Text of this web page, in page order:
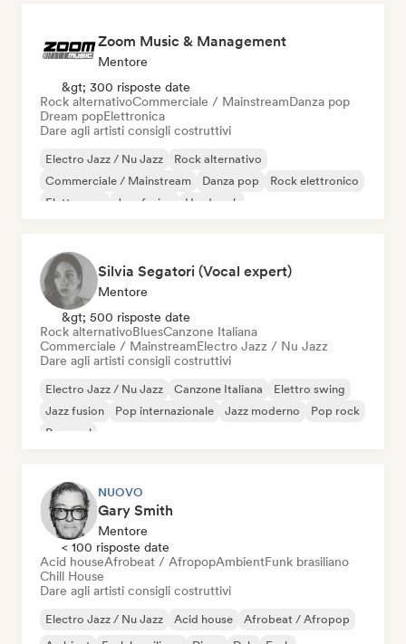
Zoom Music & Management
Mentore
&gt; 300 risposte date
Rock alternativoCommerciale / MainstreamDanza pop
Dream popElettronica
Dare agli artisti consigli costruttivi
Electro Jazz / Nu Jazz
Rock alternativo
Commerciale / Mainstream
Danza pop
Rock elettronico
Elettropop
Jazz fusion Hard rock
Silvia Segatori (Vocal expert)
Mentore
&gt; 500 risposte date
Rock alternativoBluesCanzone Italiana
Commerciale / MainstreamElectro Jazz / Nu Jazz
Dare agli artisti consigli costruttivi
Electro Jazz / Nu Jazz Canzone Italiana
Elettro swing
Jazz fusion
Pop internazionale Jazz moderno
Pop rock
Pop soul
NUOVO
Gary Smith
Mentore
< 100 risposte date
Acid houseAfrobeat / AfropopAmbientFunk brasiliano
Chill House
Dare agli artisti consigli costruttivi
Electro Jazz / Nu Jazz Acid house
Afrobeat / Afropop